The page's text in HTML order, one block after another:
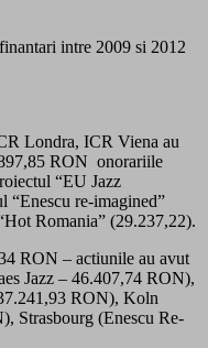
intre 2009 si 2012
Londra, ICR Viena au
RON onorariile
“EU Jazz
“Enescu re-imagined”
Romania” (29.237,22).
RON – actiunile au avut
Jazz – 46.407,74 RON),
RON), Koln
Strasbourg (Enescu Re-